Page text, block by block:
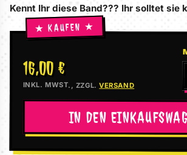
Kennt Ihr diese Band??? Ihr solltet sie
16,00 €
INKL. MWST., ZZGL.VERSAND
IN DEN